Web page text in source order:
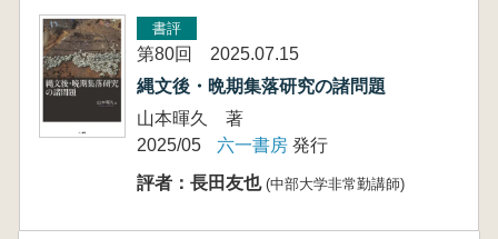
書評
第80回 2025.07.15
縄文後・晩期集落研究の諸問題
山本暉久 著
2025/05
六一書房 発行
評者：長田友也 (中部大学非常勤講師)